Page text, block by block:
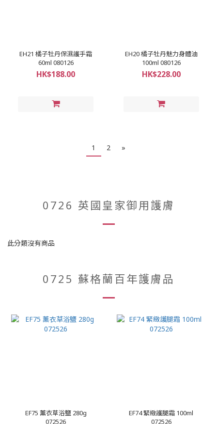
EH21 橘子牡丹保濕護手霜
60ml 080126
HK$188.00
EH20 橘子牡丹魅力身體油
100ml 080126
HK$228.00
1 2 »
0726 英國皇家御用護膚
此分類沒有商品
0725 蘇格蘭百年護膚品
EF75 薰衣草浴鹽 280g
072526
EF74 緊緻護腿霜 100ml
072526